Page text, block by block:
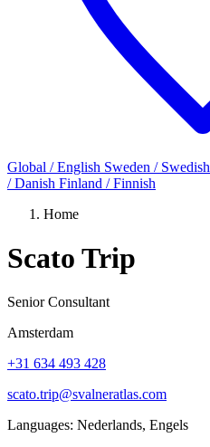
Global / English Sweden / Swedish
/ Danish Finland / Finnish
Home
Scato Trip
Senior Consultant
Amsterdam
+31 634 493 428
scato.trip@svalneratlas.com
Languages: Nederlands, Engels